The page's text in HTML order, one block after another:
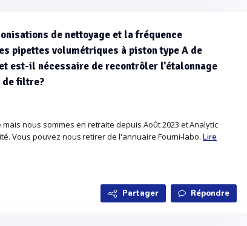
de nettoyage et la fréquence
pipettes volumétriques à piston type A de
et est-il nécessaire de recontrôler l'étalonnage
de filtre?
nous sommes en retraite depuis Août 2023 et Analytic
Vous pouvez nous retirer de l'annuaire Fourni-labo.Lire
Partager Répondre